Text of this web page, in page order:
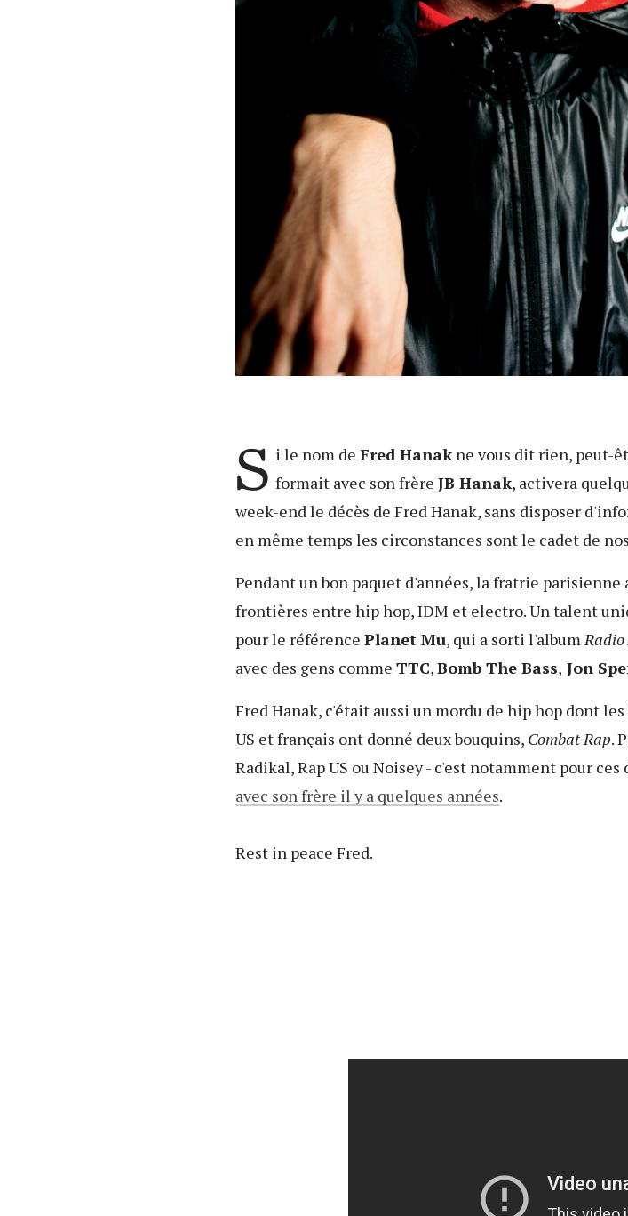
S i le nom de Fred Hanakne vous dit rien, peut-
formait avec son frère JB Hanak, activera
week-end le décès de Fred Hanak, sans disposer
en même temps les circonstances sont le cadet de
Pendant un bon paquet d'années, la fratrie
frontières entre hip hop, IDM et electro. Un talent
pour le référence Planet Mu, qui a sorti l'albumRadio
avec des gens comme TTC,Bomb The Bass, Jon
Fred Hanak, c'était aussi un mordu de hip hop dont
US et français ont donné deux bouquins, Combat Rap.
Radikal, Rap US ou Noisey - c'est notamment pour ces
avec son frère il y a quelques années.
Rest in peace Fred.